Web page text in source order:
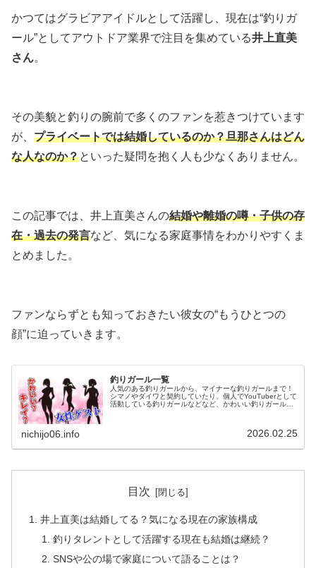
かつてはグラビアアイドルとして活躍し、現在は“釣りガ
ール”としてアウトドア業界で注目を集めている井上直美
さん。
その美貌と釣りの腕前で多くのファンを惹きつけています
が、 プライベートでは結婚しているのか？旦那さんはどん
な人なのか？といった疑問を抱く人も少なくありません。
この記事では、井上直美さんの結婚や離婚の噂・子供の存
在・過去の発言など、気になる家庭事情をわかりやすくま
とめました。
ファンならずとも知っておきたい彼女の“もうひとつの
顔”に迫っていきます。
釣りガール一覧
人気のある釣りガールから、マイナーな釣りガールまで！
シマノやダイワと契約していたり、個人でYouTuberとして
活動している釣りガールなどなど、かわいい釣りガールを
nichijo06.info 2026.02.25
目次
井上直美は結婚してる？気になる現在の家族構成
釣りタレントとして活躍する現在も結婚は継続？
SNSや公の場で家庭について語ることは？